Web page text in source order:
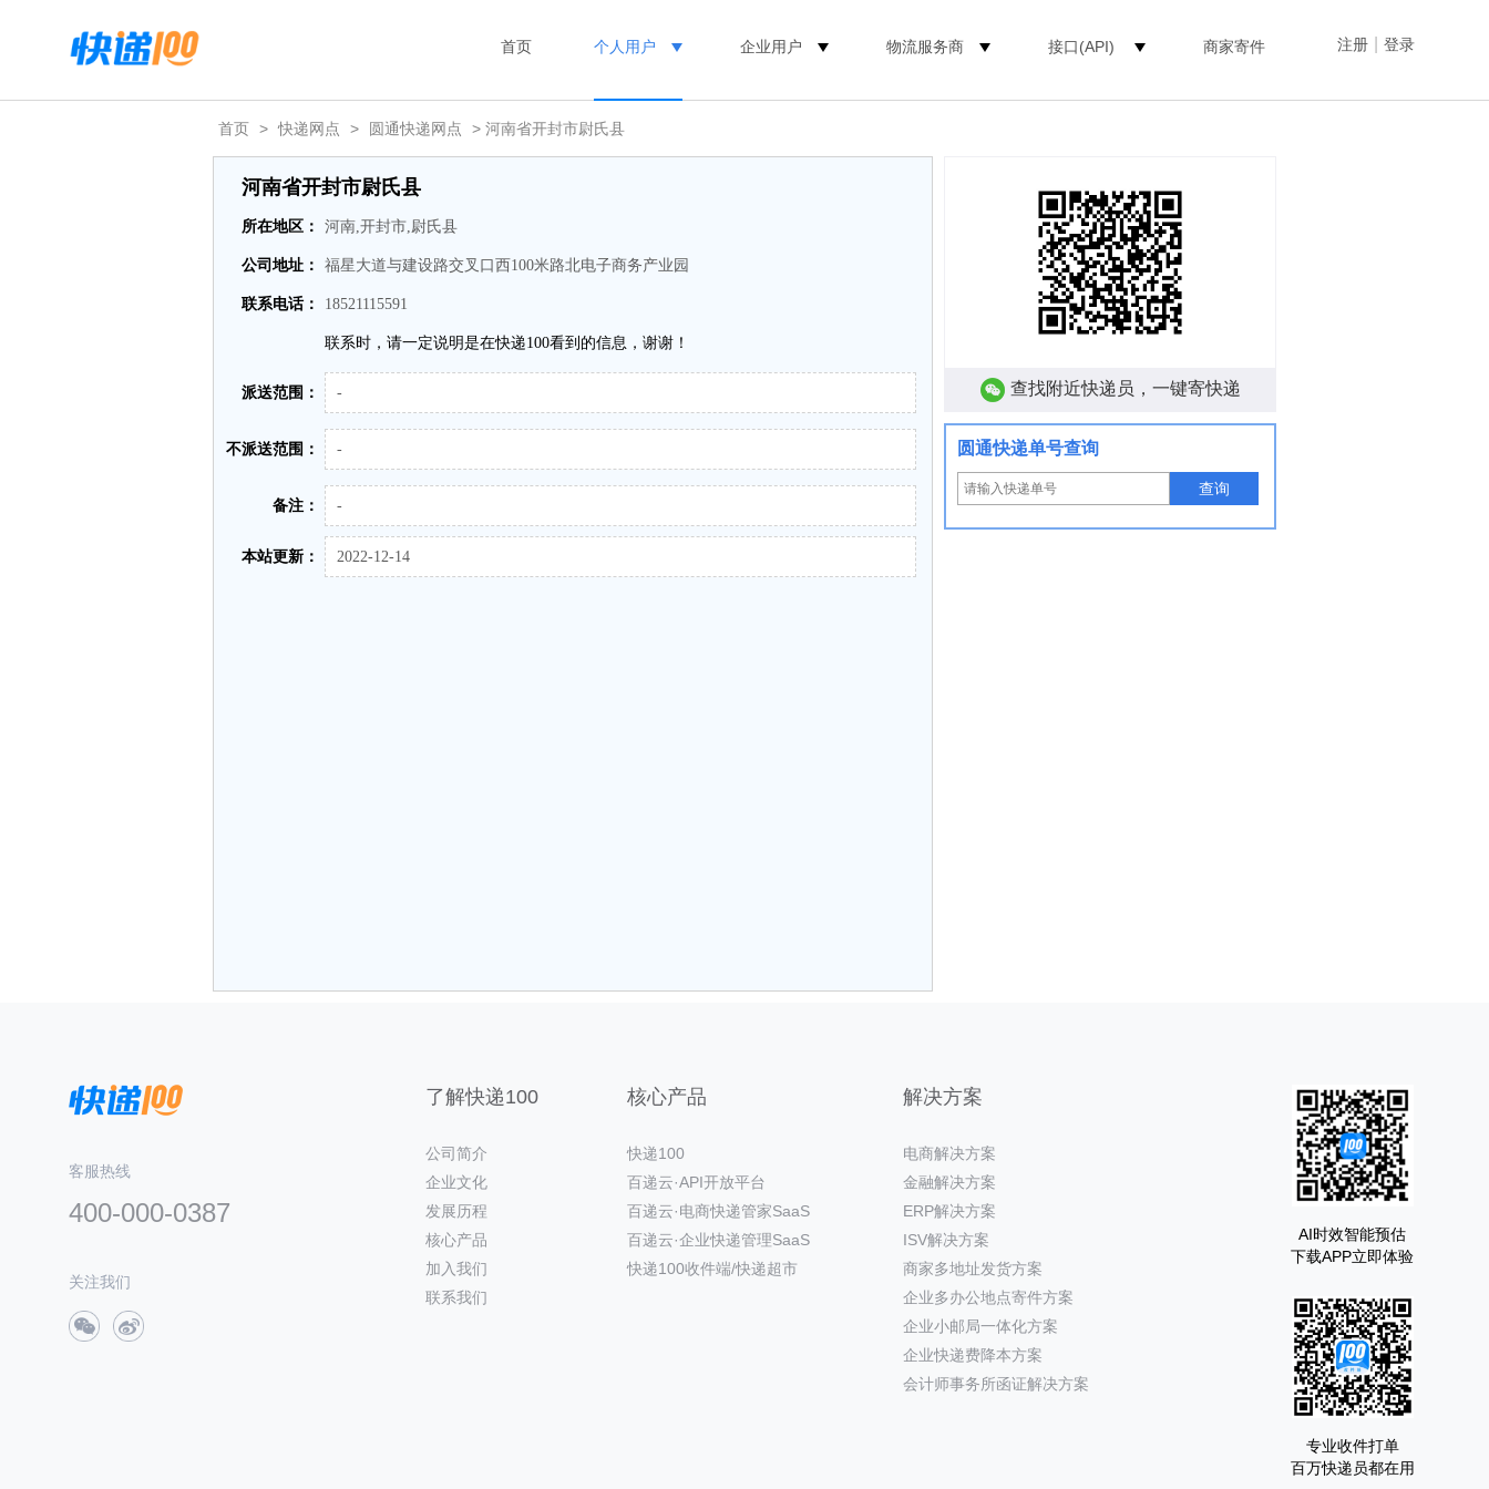
注册 登录
首页 个人用户 企业用户 物流服务商 接口(API) 商家寄件
首页 > 快递网点 > 圆通快递网点 > 河南省开封市尉氏县
河南省开封市尉氏县
所在地区： 河南,开封市,尉氏县
公司地址： 福星大道与建设路交叉口西100米路北电子商务产业园
联系电话： 18521115591
联系时，请一定说明是在快递100看到的信息，谢谢！
派送范围： -
不派送范围： -
备注： -
本站更新： 2022-12-14
查找附近快递员，一键寄快递
圆通快递单号查询
查询
客服热线
400-000-0387
关注我们
了解快递100
公司简介
企业文化
发展历程
核心产品
加入我们
联系我们
核心产品
快递100
百递云·API开放平台
百递云·电商快递管家SaaS
百递云·企业快递管理SaaS
快递100收件端/快递超市
解决方案
电商解决方案
金融解决方案
ERP解决方案
ISV解决方案
商家多地址发货方案
企业多办公地点寄件方案
企业小邮局一体化方案
企业快递费降本方案
会计师事务所函证解决方案
AI时效智能预估
下载APP立即体验
专业收件打单
百万快递员都在用